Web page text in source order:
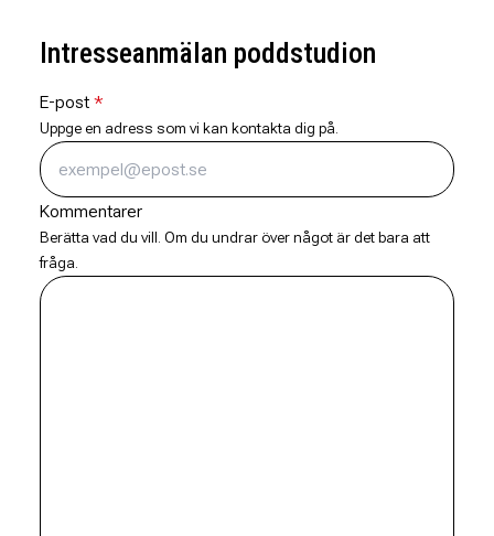
Intresseanmälan poddstudion
E-post
Uppge en adress som vi kan kontakta dig på.
Kommentarer
Berätta vad du vill. Om du undrar över något är det bara att
fråga.